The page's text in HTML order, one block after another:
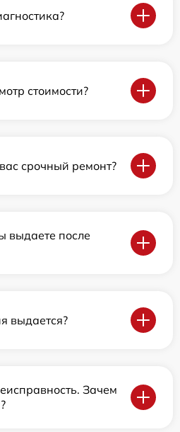
стоимости?
срочный ремонт?
выдаете после
выдается?
Зачем